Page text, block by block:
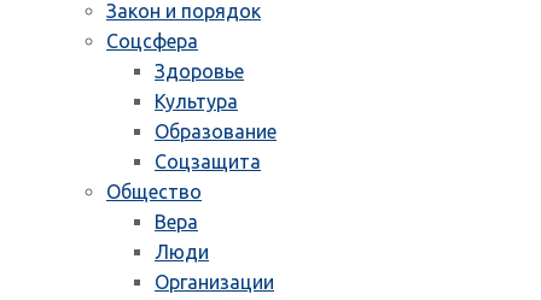
Закон и порядок
Соцсфера
Здоровье
Культура
Образование
Соцзащита
Общество
Вера
Люди
Организации